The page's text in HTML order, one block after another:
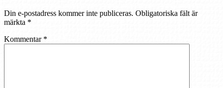
Din e-postadress kommer inte publiceras. Obligatoriska fält är
märkta *
Kommentar *